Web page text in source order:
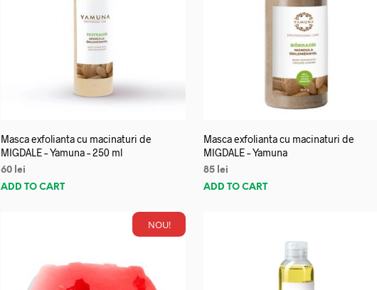
Masca exfolianta cu macinaturi de
MIGDALE – Yamuna – 250 ml
60 lei
ADD TO CART
Masca exfolianta cu macinaturi de
MIGDALE – Yamuna
85 lei
ADD TO CART
NOU!